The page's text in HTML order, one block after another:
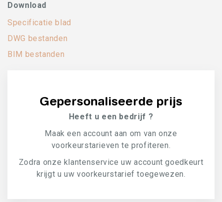
Download
Specificatie blad
DWG bestanden
BIM bestanden
Gepersonaliseerde prijs
Heeft u een bedrijf ?
Maak een account aan om van onze
voorkeurstarieven te profiteren.
Zodra onze klantenservice uw account goedkeurt
krijgt u uw voorkeurstarief toegewezen.